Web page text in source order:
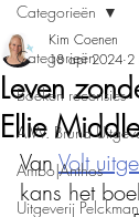
Categorieën
Boeken recensies
A.W. Bruna
Ambo|Anthos
Uitgeverij
Categorieën
Leven
Ellie
Kim Coenen
18 apr 2024 2
Van Volt
kans het